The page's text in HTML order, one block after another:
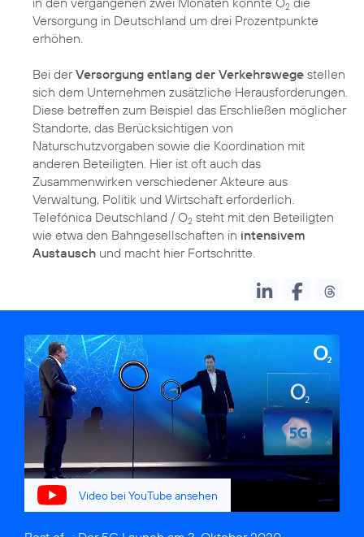
2
Versorgung in Deutschland um drei Prozentpunkte
erhöhen.
Bei derVersorgung entlang der Verkehrswege stellen
sich dem Unternehmen zusätzliche Herausforderungen.
Diese betreffen zum Beispiel das Erschließen möglicher
Standorte, das Berücksichtigen von
Naturschutzvorgaben sowie die Koordination mit
anderen Beteiligten. Hier ist oft auch das
Zusammenwirken verschiedener Akteure aus
Verwaltung, Politik und Wirtschaft erforderlich.
Telefónica Deutschland / O2 steht mit den Beteiligten
wie etwa den Bahngesellschaften in intensivem
Austausch und macht hier Fortschritte.
Video bei YouTube ansehen